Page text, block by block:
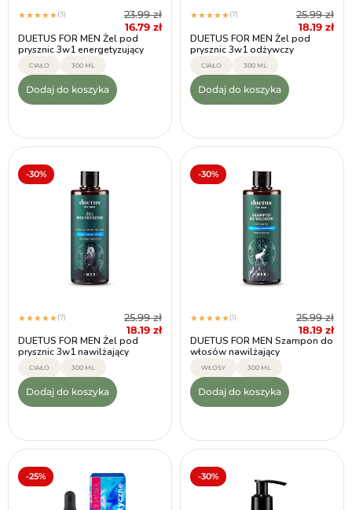
★★★★★(3) 23.99zł
16.79 zł
DUETUS FOR MEN Żel pod
prysznic 3w1 energetyzujący
CIAŁO 300 ML
Dodaj do koszyka
★★★★★(7) 25.99zł
18.19 zł
DUETUS FOR MEN Żel pod
prysznic 3w1 odżywczy
CIAŁO 300 ML
Dodaj do koszyka
-30%
★★★★★(7) 25.99zł
18.19 zł
DUETUS FOR MEN Żel pod
prysznic 3w1 nawilżający
CIAŁO 300 ML
Dodaj do koszyka
-30%
★★★★★(1) 25.99zł
18.19 zł
DUETUS FOR MEN Szampon do
włosów nawilżający
WŁOSY 300 ML
Dodaj do koszyka
-25% -30%